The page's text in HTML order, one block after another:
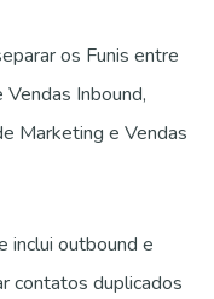
os Funis entre
Inbound,
Marketing e Vendas
inclui outbound e
contatos duplicados